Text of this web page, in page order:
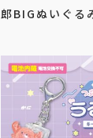
郎BIGぬいぐる